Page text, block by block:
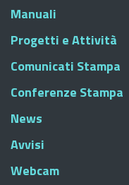
Manuali
Progetti e Attività
Comunicati Stampa
Conferenze Stampa
News
Avvisi
Webcam